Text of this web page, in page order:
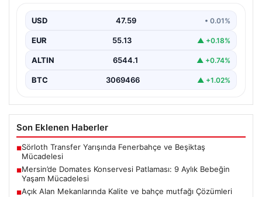
Mersin’de yaşanan korkutucu bir olay, bir bebeğin
USD 47.59 • 0.01%
EUR 55.13 ▲ +0.18%
ALTIN 6544.1 ▲ +0.74%
BTC 3069466 ▲ +1.02%
Son Eklenen Haberler
■Sörloth Transfer Yarışında Fenerbahçe ve Beşiktaş
Mücadelesi
■Mersin’de Domates Konservesi Patlaması: 9 Aylık Bebeğin
Yaşam Mücadelesi
■Açık Alan Mekanlarında Kalite ve bahçe mutfağı Çözümleri